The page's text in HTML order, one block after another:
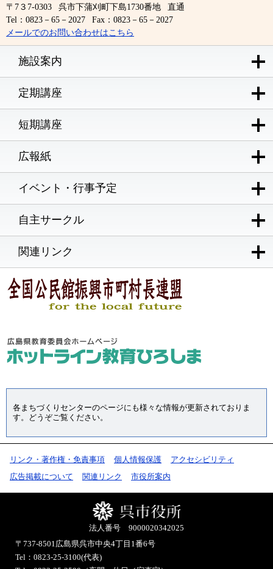
〒7３7-0303
呉市下蒲刈町下島1730番地
直通
Tel：0823－65－2027
Fax：0823－65－2027
メールでのお問い合わせはこちら
施設案内
定期講座
短期講座
広報紙
イベント・行事予定
自主サークル
関連リンク
各まちづくりセンターのページにも様々な情報が更新されておりま
す。どうぞご覧ください。
リンク・著作権・免責事項 個人情報保護
アクセシビリティ
広告掲載について
関連リンク 市役所案内
法人番号 9000020342025
〒737-8501 広島県呉市中央4丁目1番6号
Tel：0823-25-3100(代表)